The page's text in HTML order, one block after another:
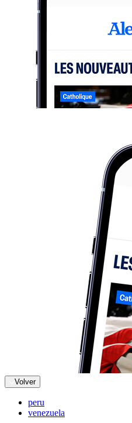
Volver
peru
venezuela